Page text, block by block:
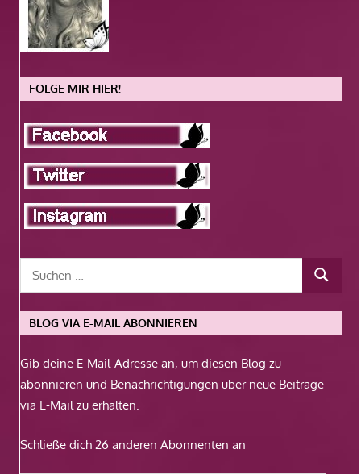
FOLGE MIR HIER!
BLOG VIA E-MAIL ABONNIEREN
Gib deine E-Mail-Adresse an, um diesen Blog zu
abonnieren und Benachrichtigungen über neue Beiträge
via E-Mail zu erhalten.
Schließe dich 26 anderen Abonnenten an